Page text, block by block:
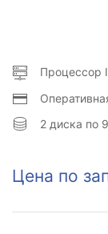
Процессор
2 диска по
Цена по